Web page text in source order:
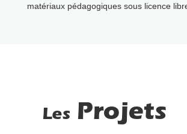
matériaux pédagogiques sous licence
Les Projets